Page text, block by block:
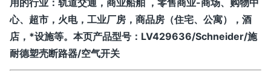
用的行业：轨道交通，商业船舶 ，零售商业-商场、购物中
心、超市，火电，工业厂房，商品房（住宅、公寓），酒
店，*设施等。 本页产品型号： LV429636/Schneider/施
耐德塑壳断路器/空气开关